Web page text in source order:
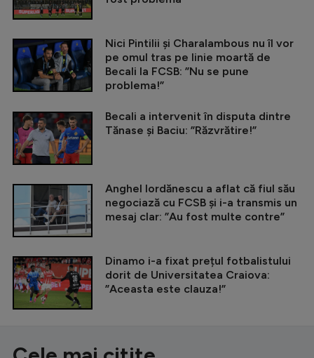
Nici Pintilii și Charalambous nu îl vor
pe omul tras pe linie moartă de
Becali la FCSB: ”Nu se pune
problema!”
Becali a intervenit în disputa dintre
Tănase și Baciu: ”Răzvrătire!”
Anghel Iordănescu a aflat că fiul său
negociază cu FCSB și i-a transmis un
mesaj clar: ”Au fost multe contre”
Dinamo i-a fixat prețul fotbalistului
dorit de Universitatea Craiova:
”Aceasta este clauza!”